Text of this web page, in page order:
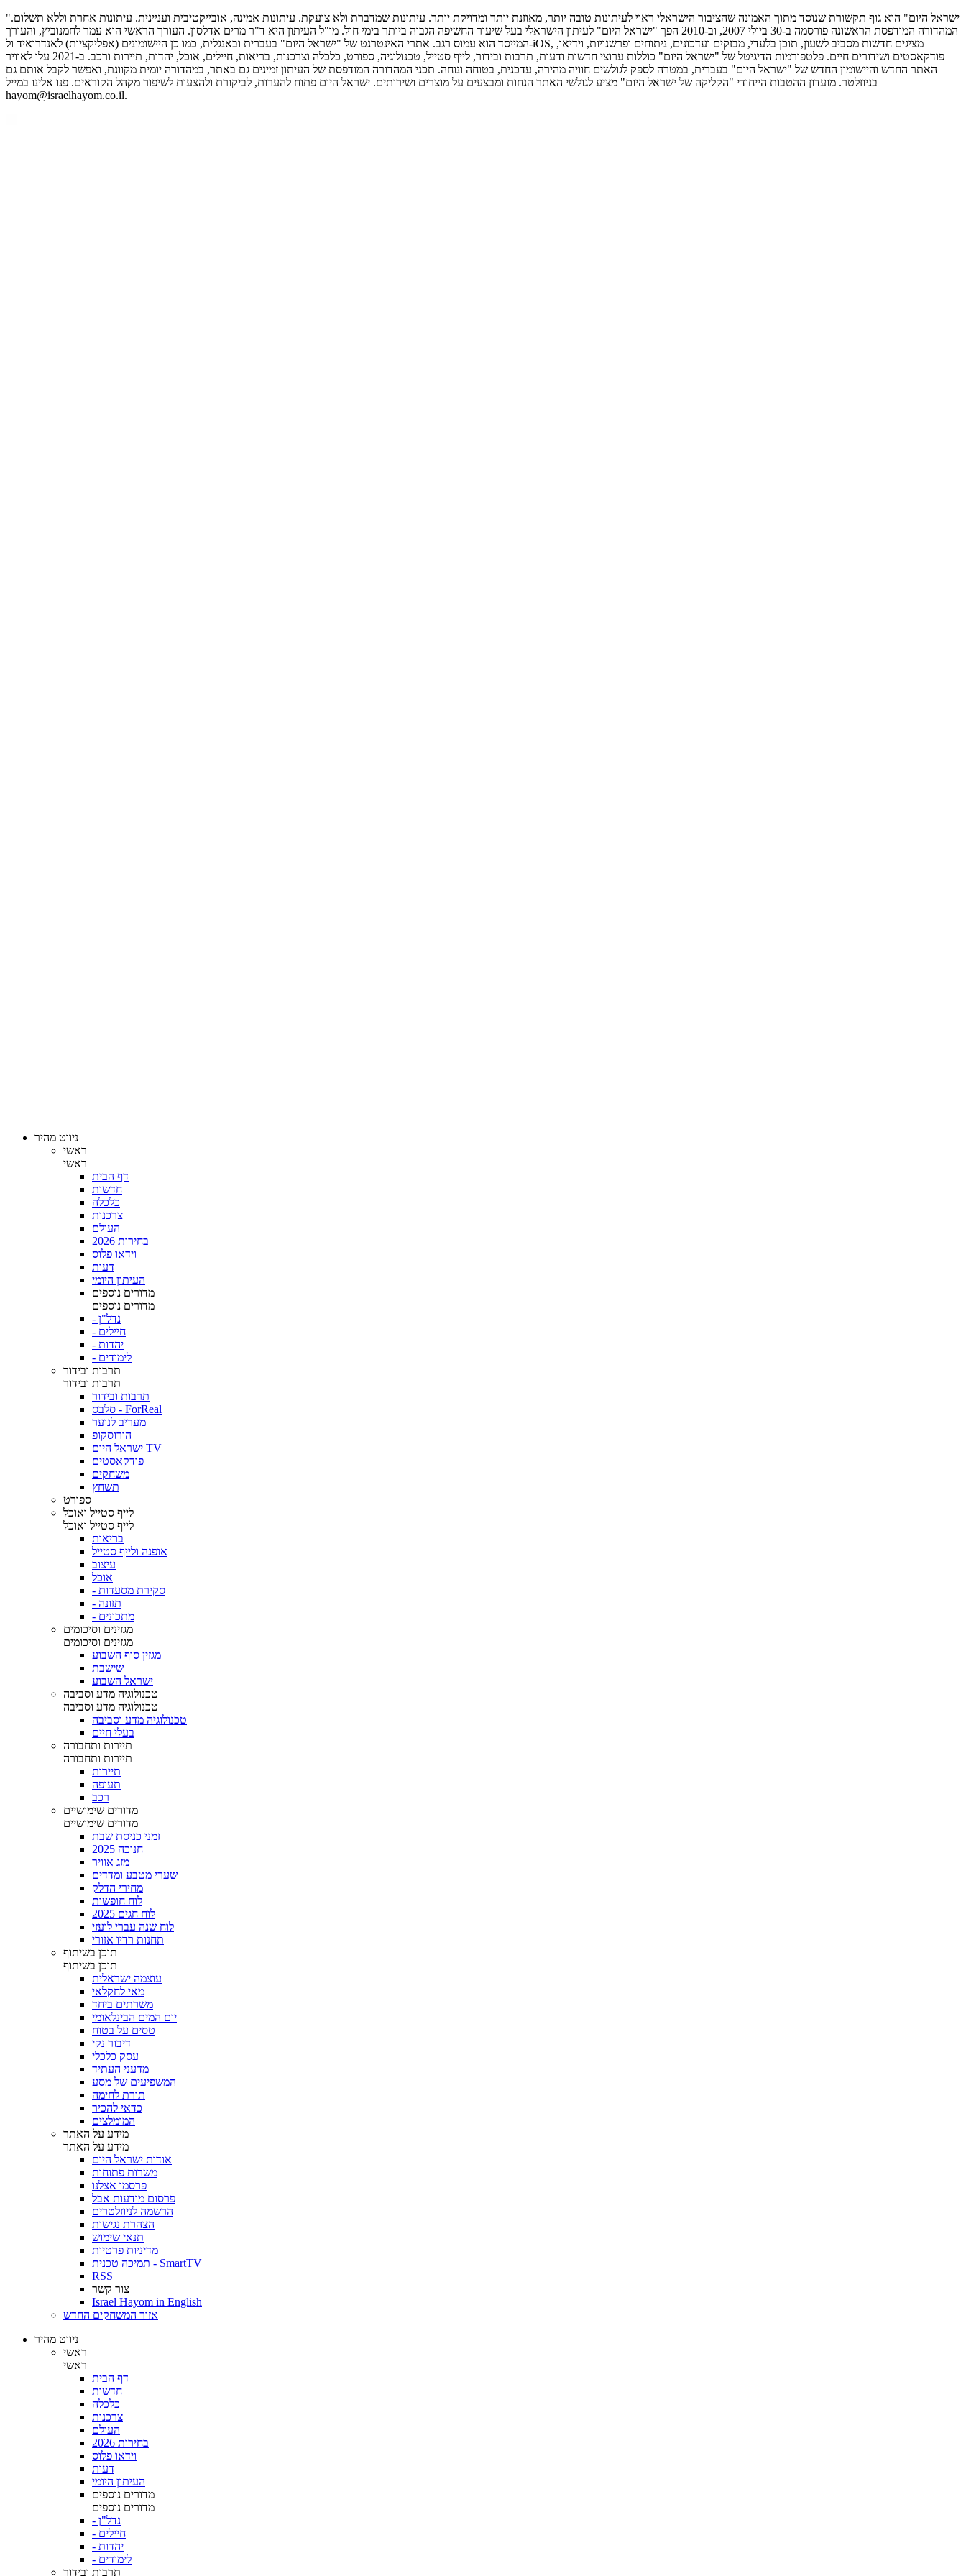
"ישראל היום" הוא גוף תקשורת שנוסד מתוך האמונה שהציבור הישראלי ראוי לעיתונות טובה יותר, מאוזנת יותר ומדויקת יותר. עיתונות שמדברת ולא צועקת. עיתונות אמינה, אובייקטיבית ועניינית. עיתונות אחרת וללא תשלום.
המהדורה המודפסת הראשונה פורסמה ב-30 ביולי 2007, וב-2010 הפך "ישראל היום" לעיתון הישראלי בעל שיעור החשיפה הגבוה ביותר בימי חול. מו"ל העיתון היא ד"ר מרים אדלסון. העורך הראשי הוא עמר לחמנוביץ, והעורך
המייסד הוא עמוס רגב. אתרי האינטרנט של "ישראל היום" בעברית ובאנגלית, כמו כן היישומונים (אפליקציות) לאנדרואיד ול-iOS, מציגים חדשות מסביב לשעון, תוכן בלעדי, מבזקים ועדכונים, ניתוחים ופרשנויות, וידיאו,
פודקאסטים ושידורים חיים. פלטפורמות הדיגיטל של "ישראל היום" כוללות ערוצי חדשות ודעות, תרבות ובידור, לייף סטייל, טכנולוגיה, ספורט, כלכלה וצרכנות, בריאות, חיילים, אוכל, יהדות, תיירות ורכב. ב-2021 עלו לאוויר
האתר החדש והיישומון החדש של "ישראל היום" בעברית, במטרה לספק לגולשים חוויה מהירה, עדכנית, בטוחה ונוחה. תכני המהדורה המודפסת של העיתון זמינים גם באתר, במהדורה יומית מקוונת, ואפשר לקבל אותם גם
בניוזלטר. מועדון ההטבות הייחודי "הקליקה של ישראל היום" מציע לגולשי האתר הנחות ומבצעים על מוצרים ושירותים. ישראל היום פתוח להערות, לביקורת ולהצעות לשיפור מקהל הקוראים. פנו אלינו במייל
hayom@israelhayom.co.il.
ניווט מהיר
ראשי
ראשי
דף הבית
חדשות
כלכלה
צרכנות
העולם
בחירות 2026
וידאו פלוס
דעות
העיתון היומי
מדורים נוספים
מדורים נוספים
- נדל"ן
- חיילים
- יהדות
- לימודים
תרבות ובידור
תרבות ובידור
תרבות ובידור
סלבס - ForReal
מעריב לנוער
הורוסקופ
ישראל היום TV
פודקאסטים
משחקים
תשחץ
ספורט
לייף סטייל ואוכל
לייף סטייל ואוכל
בריאות
אופנה ולייף סטייל
עיצוב
אוכל
- סקירת מסעדות
- תזונה
- מתכונים
מגזינים וסיכומים
מגזינים וסיכומים
מגזין סוף השבוע
שישבת
ישראל השבוע
טכנולוגיה מדע וסביבה
טכנולוגיה מדע וסביבה
טכנולוגיה מדע וסביבה
בעלי חיים
תיירות ותחבורה
תיירות ותחבורה
תיירות
תעופה
רכב
מדורים שימושיים
מדורים שימושיים
זמני כניסת שבת
חנוכה 2025
מזג אוויר
שערי מטבע ומדדים
מחירי הדלק
לוח חופשות
לוח חגים 2025
לוח שנה עברי לועזי
תחנות רדיו אזורי
תוכן בשיתוף
תוכן בשיתוף
עוצמה ישראלית
מאי לחקלאי
משרתים ביחד
יום המים הבינלאומי
טסים על בטוח
דיבור נקי
עסק כלכלי
מדעני העתיד
המשפיעים של מסע
תורת לחימה
כדאי להכיר
המומלצים
מידע על האתר
מידע על האתר
אודות ישראל היום
משרות פתוחות
פרסמו אצלנו
פרסום מודעות אבל
הרשמה לניוזלטרים
הצהרת נגישות
תנאי שימוש
מדיניות פרטיות
תמיכה טכנית - SmartTV
RSS
צור קשר
Israel Hayom in English
אזור המשחקים החדש
ניווט מהיר
ראשי
ראשי
דף הבית
חדשות
כלכלה
צרכנות
העולם
בחירות 2026
וידאו פלוס
דעות
העיתון היומי
מדורים נוספים
מדורים נוספים
- נדל"ן
- חיילים
- יהדות
- לימודים
תרבות ובידור